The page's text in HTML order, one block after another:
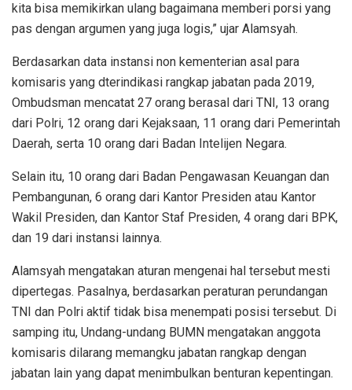
kita bisa memikirkan ulang bagaimana memberi porsi yang
pas dengan argumen yang juga logis,” ujar Alamsyah.
Berdasarkan data instansi non kementerian asal para
komisaris yang dterindikasi rangkap jabatan pada 2019,
Ombudsman mencatat 27 orang berasal dari TNI, 13 orang
dari Polri, 12 orang dari Kejaksaan, 11 orang dari Pemerintah
Daerah, serta 10 orang dari Badan Intelijen Negara.
Selain itu, 10 orang dari Badan Pengawasan Keuangan dan
Pembangunan, 6 orang dari Kantor Presiden atau Kantor
Wakil Presiden, dan Kantor Staf Presiden, 4 orang dari BPK,
dan 19 dari instansi lainnya.
Alamsyah mengatakan aturan mengenai hal tersebut mesti
dipertegas. Pasalnya, berdasarkan peraturan perundangan
TNI dan Polri aktif tidak bisa menempati posisi tersebut. Di
samping itu, Undang-undang BUMN mengatakan anggota
komisaris dilarang memangku jabatan rangkap dengan
jabatan lain yang dapat menimbulkan benturan kepentingan.